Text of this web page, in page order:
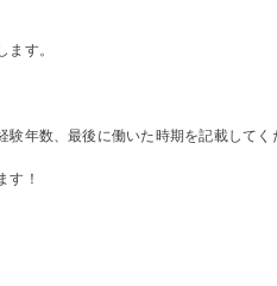
す。
験年数、最後に働いた時期を記載してく
す！